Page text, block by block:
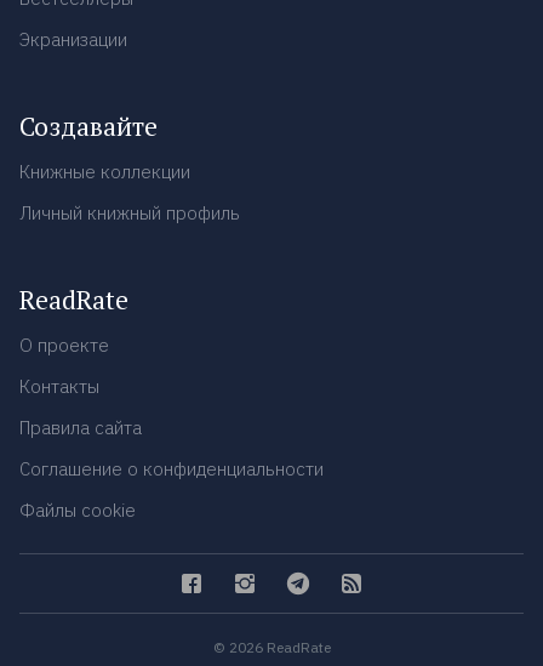
Экранизации
Создавайте
Книжные коллекции
Личный книжный профиль
ReadRate
О проекте
Контакты
Правила сайта
Соглашение о конфиденциальности
Файлы cookie
© 2026 ReadRate